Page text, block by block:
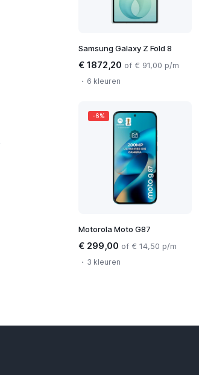
Samsung Galaxy Z Fold 8
€ 1872,20 of € 91,00 p/m
6 kleuren
-6%
Motorola Moto G87
€ 299,00 of € 14,50 p/m
3 kleuren